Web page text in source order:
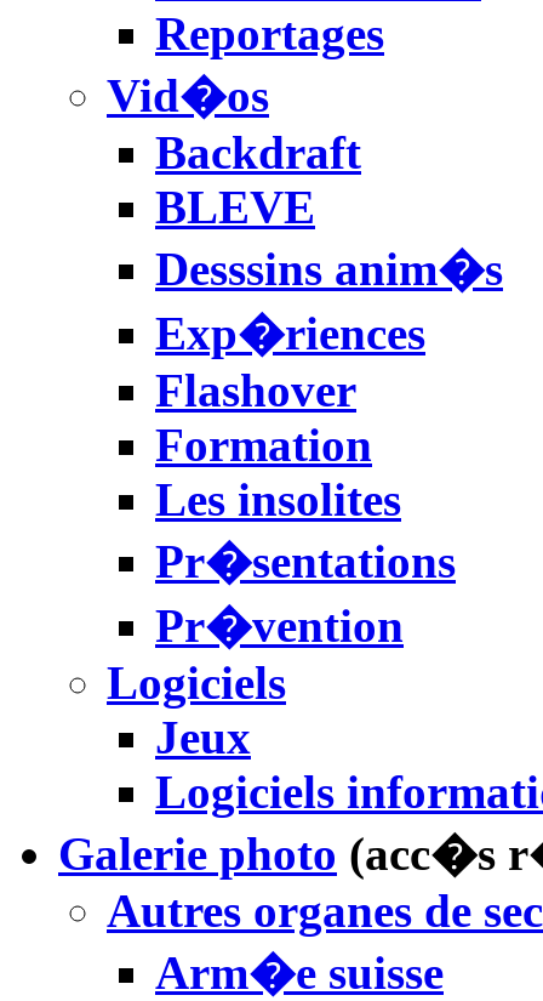
Reportages
Vid�os
Backdraft
BLEVE
Desssins anim�s
Exp�riences
Flashover
Formation
Les insolites
Pr�sentations
Pr�vention
Logiciels
Jeux
Logiciels
Galerie photo (acc�s
Autres organes de
Arm�e suisse